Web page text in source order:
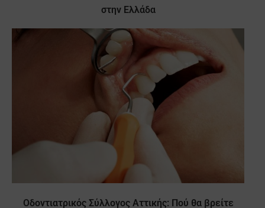
στην Ελλάδα
Οδοντιατρικός Σύλλογος Αττικής: Πού θα βρείτε